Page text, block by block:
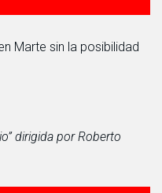
Marte sin la posibilidad
dirigida por Roberto